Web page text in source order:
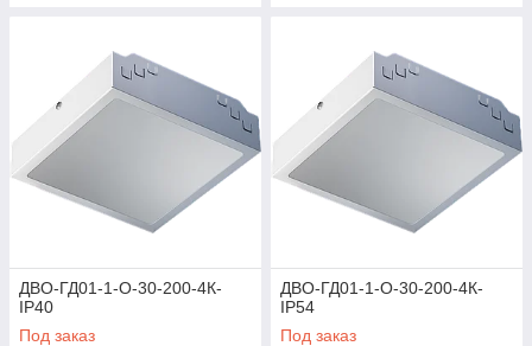
ДВО-ГД01-1-О-30-200-4К-
IP40
Под заказ
ДВО-ГД01-1-О-30-200-4К-
IP54
Под заказ